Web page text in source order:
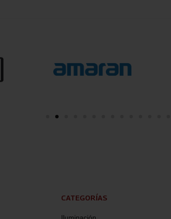
CATEGORÍAS